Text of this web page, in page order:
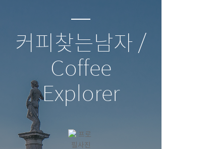
커피찾는남자 /
Coffee
Explorer